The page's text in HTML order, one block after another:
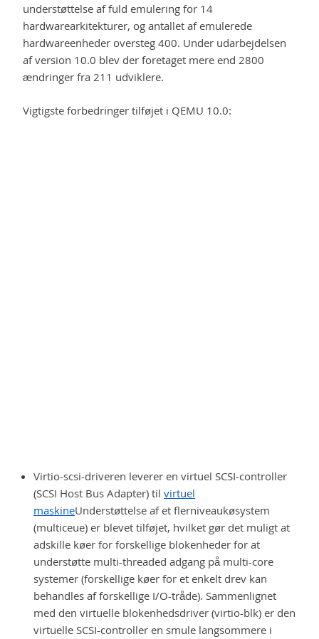
understøttelse af fuld emulering for 14
hardwarearkitekturer, og antallet af emulerede
hardwareenheder oversteg 400. Under udarbejdelsen
af ​​version 10.0 blev der foretaget mere end 2800
ændringer fra 211 udviklere.
Vigtigste forbedringer tilføjet i QEMU 10.0:
Virtio-scsi-driveren leverer en virtuel SCSI-controller
(SCSI Host Bus Adapter) til virtuel
maskineUnderstøttelse af et flerniveaukøsystem
(multiceue) er blevet tilføjet, hvilket gør det muligt at
adskille køer for forskellige blokenheder for at
understøtte multi-threaded adgang på multi-core
systemer (forskellige køer for et enkelt drev kan
behandles af forskellige I/O-tråde). Sammenlignet
med den virtuelle blokenhedsdriver (virtio-blk) er den
virtuelle SCSI-controller en smule langsommere i